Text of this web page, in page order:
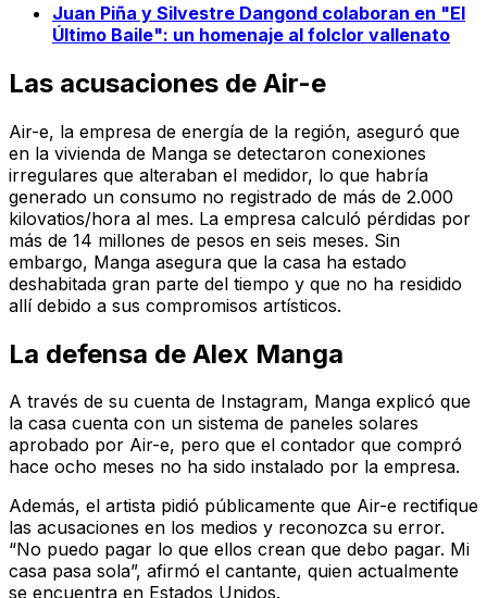
Juan Piña y Silvestre Dangond colaboran en "El
Último Baile": un homenaje al folclor vallenato
Las acusaciones de Air-e
Air-e, la empresa de energía de la región, aseguró que
en la vivienda de Manga se detectaron conexiones
irregulares que alteraban el medidor, lo que habría
generado un consumo no registrado de más de 2.000
kilovatios/hora al mes. La empresa calculó pérdidas por
más de 14 millones de pesos en seis meses. Sin
embargo, Manga asegura que la casa ha estado
deshabitada gran parte del tiempo y que no ha residido
allí debido a sus compromisos artísticos.
La defensa de Alex Manga
A través de su cuenta de Instagram, Manga explicó que
la casa cuenta con un sistema de paneles solares
aprobado por Air-e, pero que el contador que compró
hace ocho meses no ha sido instalado por la empresa.
Además, el artista pidió públicamente que Air-e rectifique
las acusaciones en los medios y reconozca su error.
“No puedo pagar lo que ellos crean que debo pagar. Mi
casa pasa sola”, afirmó el cantante, quien actualmente
se encuentra en Estados Unidos.